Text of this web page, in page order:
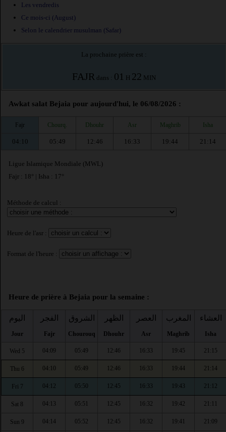
Les vendredis
Ce mois-ci (August)
Selon le calendrier musulman (Safar)
La prochaine prière est :
FAJR dans : 01 H 22 MIN
Awkat salat Bejaia pour aujourd'hui, le 06/08/2026 :
Fajr Chourq. Dhouhr Asr Maghrib Isha
04:10 05:49 12:46 16:33 19:44 21:14
Ligue Islamique Mondiale (MWL)
Fajr : 18° | Isha : 17°
Méthode de calcul :
Heure de l'asr :
Format de l'heure :
Heure de prière à Bejaia pour la semaine :
اليوم
Jour
الفجر
Fajr
الشروق
Chourouq
الظهر
Dhouhr
العصر
Asr
المغرب
Maghrib
العشاء
Isha
Wed 5 04:09 05:49 12:46 16:33 19:45 21:15
Thu 6 04:10 05:49 12:46 16:33 19:44 21:14
Fri 7 04:12 05:50 12:45 16:33 19:43 21:12
Sat 8 04:13 05:51 12:45 16:32 19:42 21:11
Sun 9 04:14 05:52 12:45 16:32 19:41 21:09